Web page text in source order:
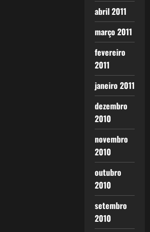
abril 2011
março 2011
fevereiro
2011
janeiro 2011
dezembro
2010
novembro
2010
outubro
2010
setembro
2010